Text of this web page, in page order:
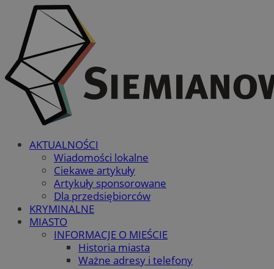
AKTUALNOŚCI
Wiadomości lokalne
Ciekawe artykuły
Artykuły sponsorowane
Dla przedsiębiorców
KRYMINALNE
MIASTO
INFORMACJE O MIEŚCIE
Historia miasta
Ważne adresy i telefony